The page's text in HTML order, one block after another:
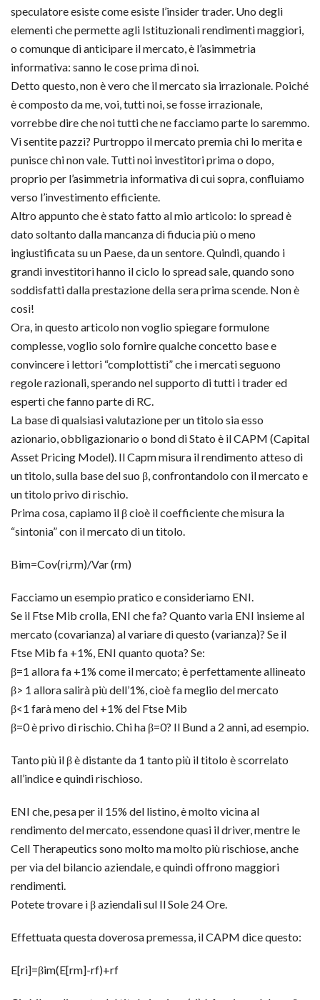
speculatore esiste come esiste l’insider trader. Uno degli
elementi che permette agli Istituzionali rendimenti maggiori,
o comunque di anticipare il mercato, è l’asimmetria
informativa: sanno le cose prima di noi.
Detto questo, non è vero che il mercato sia irrazionale. Poiché
è composto da me, voi, tutti noi, se fosse irrazionale,
vorrebbe dire che noi tutti che ne facciamo parte lo saremmo.
Vi sentite pazzi? Purtroppo il mercato premia chi lo merita e
punisce chi non vale. Tutti noi investitori prima o dopo,
proprio per l’asimmetria informativa di cui sopra, confluiamo
verso l’investimento efficiente.
Altro appunto che è stato fatto al mio articolo: lo spread è
dato soltanto dalla mancanza di fiducia più o meno
ingiustificata su un Paese, da un sentore. Quindi, quando i
grandi investitori hanno il ciclo lo spread sale, quando sono
soddisfatti dalla prestazione della sera prima scende. Non è
cosi!
Ora, in questo articolo non voglio spiegare formulone
complesse, voglio solo fornire qualche concetto base e
convincere i lettori “complottisti” che i mercati seguono
regole razionali, sperando nel supporto di tutti i trader ed
esperti che fanno parte di RC.
La base di qualsiasi valutazione per un titolo sia esso
azionario, obbligazionario o bond di Stato è il CAPM (Capital
Asset Pricing Model). Il Capm misura il rendimento atteso di
un titolo, sulla base del suo β, confrontandolo con il mercato e
un titolo privo di rischio.
Prima cosa, capiamo il β cioè il coefficiente che misura la
“sintonia” con il mercato di un titolo.
Βim=Cov(ri,rm)/Var (rm)
Facciamo un esempio pratico e consideriamo ENI.
Se il Ftse Mib crolla, ENI che fa? Quanto varia ENI insieme al
mercato (covarianza) al variare di questo (varianza)? Se il
Ftse Mib fa +1%, ENI quanto quota? Se:
β=1 allora fa +1% come il mercato; è perfettamente allineato
β> 1 allora salirà più dell’1%, cioè fa meglio del mercato
β<1 farà meno del +1% del Ftse Mib
β=0 è privo di rischio. Chi ha β=0? Il Bund a 2 anni, ad esempio.
Tanto più il β è distante da 1 tanto più il titolo è scorrelato
all’indice e quindi rischioso.
ENI che, pesa per il 15% del listino, è molto vicina al
rendimento del mercato, essendone quasi il driver, mentre le
Cell Therapeutics sono molto ma molto più rischiose, anche
per via del bilancio aziendale, e quindi offrono maggiori
rendimenti.
Potete trovare i β aziendali sul Il Sole 24 Ore.
Effettuata questa doverosa premessa, il CAPM dice questo:
E[ri]=βim(E[rm]-rf)+rf